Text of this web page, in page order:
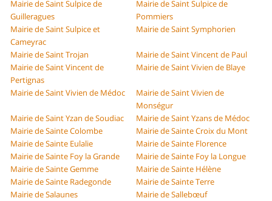
Mairie de Saint Sulpice de
Guilleragues
Mairie de Saint Sulpice de
Pommiers
Mairie de Saint Sulpice et
Cameyrac
Mairie de Saint Symphorien
Mairie de Saint Trojan
Mairie de Saint Vincent de Paul
Mairie de Saint Vincent de
Pertignas
Mairie de Saint Vivien de Blaye
Mairie de Saint Vivien de Médoc
Mairie de Saint Vivien de
Monségur
Mairie de Saint Yzan de Soudiac
Mairie de Saint Yzans de Médoc
Mairie de Sainte Colombe
Mairie de Sainte Croix du Mont
Mairie de Sainte Eulalie
Mairie de Sainte Florence
Mairie de Sainte Foy la Grande
Mairie de Sainte Foy la Longue
Mairie de Sainte Gemme
Mairie de Sainte Hélène
Mairie de Sainte Radegonde
Mairie de Sainte Terre
Mairie de Salaunes
Mairie de Sallebœuf